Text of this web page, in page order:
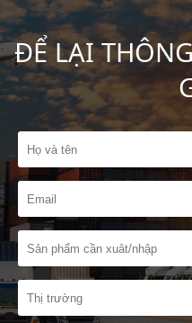
ĐỂ LẠI